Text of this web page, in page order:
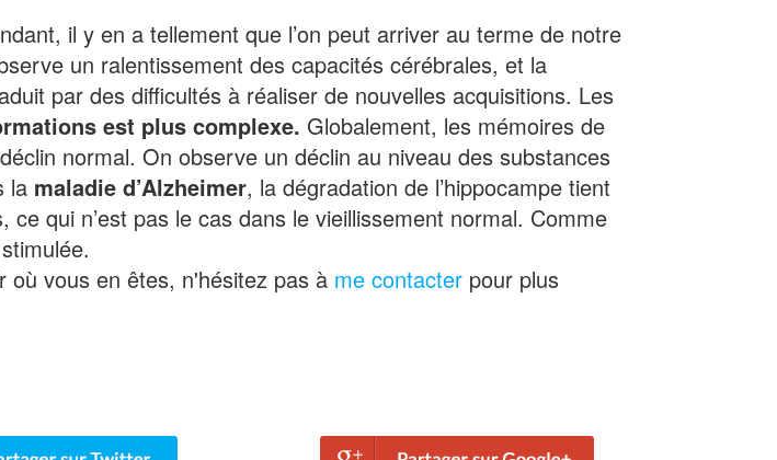
il y en a tellement que l’on peut arriver au terme de notre
un ralentissement des capacités cérébrales, et la
par des difficultés à réaliser de nouvelles acquisitions. Les
est plus complexe. Globalement, les mémoires de
normal. On observe un déclin au niveau des substances
la maladie d’Alzheimer, la dégradation de l’hippocampe tient
qui n’est pas le cas dans le vieillissement normal. Comme
où vous en êtes, n'hésitez pas à me contacter pour plus